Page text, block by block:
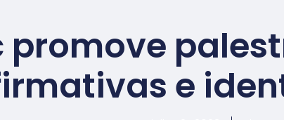
promove
e